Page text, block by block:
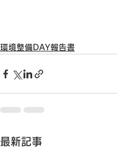
環境整備DAY報告書
最新記事